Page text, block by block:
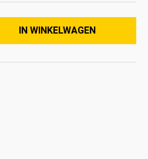
IN WINKELWAGEN